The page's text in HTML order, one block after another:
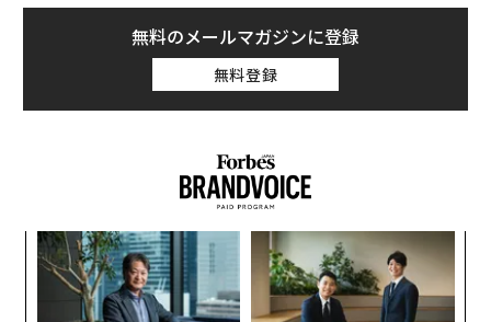
無料のメールマガジンに登録
無料登録